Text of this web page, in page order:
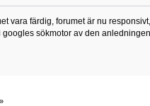
vara färdig, forumet är nu
sökmotor av den